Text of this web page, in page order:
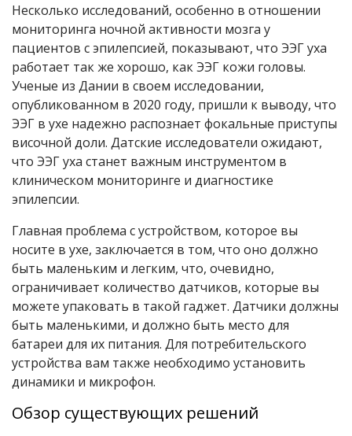
Несколько исследований, особенно в отношении
мониторинга ночной активности мозга у
пациентов с эпилепсией, показывают, что ЭЭГ уха
работает так же хорошо, как ЭЭГ кожи головы.
Ученые из Дании в своем исследовании,
опубликованном в 2020 году, пришли к выводу, что
ЭЭГ в ухе надежно распознает фокальные приступы
височной доли. Датские исследователи ожидают,
что ЭЭГ уха станет важным инструментом в
клиническом мониторинге и диагностике
эпилепсии.
Главная проблема с устройством, которое вы
носите в ухе, заключается в том, что оно должно
быть маленьким и легким, что, очевидно,
ограничивает количество датчиков, которые вы
можете упаковать в такой гаджет. Датчики должны
быть маленькими, и должно быть место для
батареи для их питания. Для потребительского
устройства вам также необходимо установить
динамики и микрофон.
Обзор существующих решений